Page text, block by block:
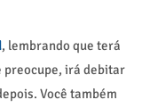
, lembrando que terá
preocupe, irá debitar
Você também